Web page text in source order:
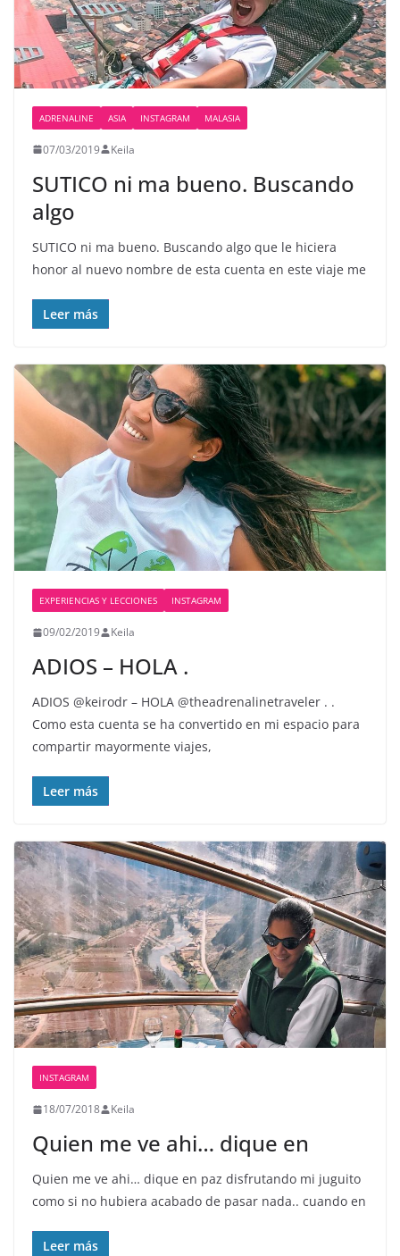
ADRENALINE ASIA INSTAGRAM MALASIA
07/03/2019 Keila
SUTICO ni ma bueno. Buscando
algo
SUTICO ni ma bueno. Buscando algo que le hiciera
honor al nuevo nombre de esta cuenta en este viaje me
Leer más
EXPERIENCIAS Y LECCIONES INSTAGRAM
09/02/2019 Keila
ADIOS – HOLA .
ADIOS @keirodr – HOLA @theadrenalinetraveler . .
Como esta cuenta se ha convertido en mi espacio para
compartir mayormente viajes️,
Leer más
INSTAGRAM
18/07/2018 Keila
Quien me ve ahi… dique en
Quien me ve ahi… dique en paz disfrutando mi juguito
como si no hubiera acabado de pasar nada.. cuando en
Leer más